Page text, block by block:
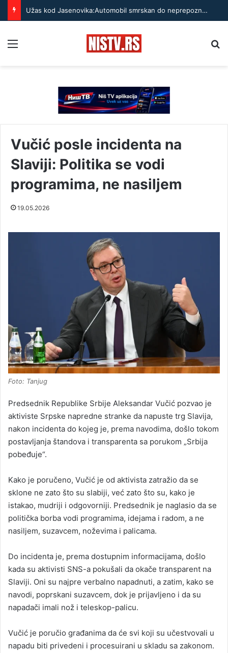
Užas kod Jasenovika:Automobil smrskan do neprepoznatljivosti, točak odleteo – strahuje se da ima teško povređenih
Vučić posle incidenta na
Slaviji: Politika se vodi
programima, ne nasiljem
19.05.2026
Foto: Tanjug
Predsednik Republike Srbije Aleksandar Vučić pozvao je
aktiviste Srpske napredne stranke da napuste trg Slavija,
nakon incidenta do kojeg je, prema navodima, došlo tokom
postavljanja štandova i transparenta sa porukom „Srbija
pobeđuje“.
Kako je poručeno, Vučić je od aktivista zatražio da se
sklone ne zato što su slabiji, već zato što su, kako je
istakao, mudriji i odgovorniji. Predsednik je naglasio da se
politička borba vodi programima, idejama i radom, a ne
nasiljem, suzavcem, noževima i palicama.
Do incidenta je, prema dostupnim informacijama, došlo
kada su aktivisti SNS-a pokušali da okače transparent na
Slaviji. Oni su najpre verbalno napadnuti, a zatim, kako se
navodi, poprskani suzavcem, dok je prijavljeno i da su
napadači imali nož i teleskop-palicu.
Vučić je poručio građanima da će svi koji su učestvovali u
napadu biti privedeni i procesuirani u skladu sa zakonom.